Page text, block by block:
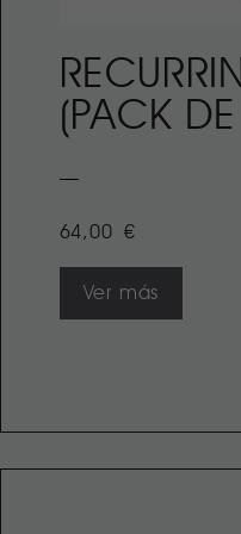
(PACK
64,00€
Ver más